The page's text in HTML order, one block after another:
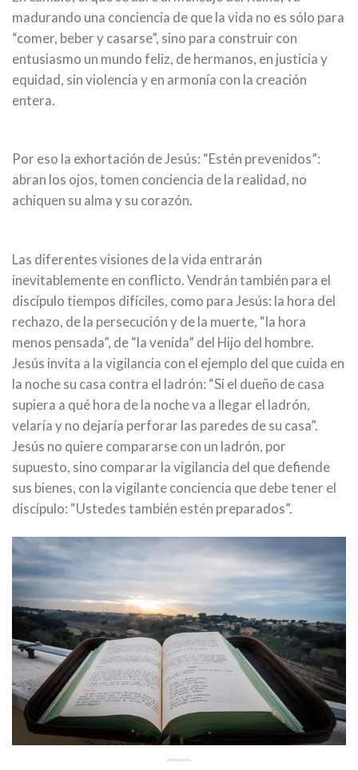
madurando una conciencia de que la vida no es sólo para
“comer, beber y casarse”, sino para construir con
entusiasmo un mundo feliz, de hermanos, en justicia y
equidad, sin violencia y en armonía con la creación
entera.
Por eso la exhortación de Jesús: “Estén prevenidos”:
abran los ojos, tomen conciencia de la realidad, no
achiquen su alma y su corazón.
Las diferentes visiones de la vida entrarán
inevitablemente en conflicto. Vendrán también para el
discípulo tiempos difíciles, como para Jesús: la hora del
rechazo, de la persecución y de la muerte, “la hora
menos pensada”, de “la venida” del Hijo del hombre.
Jesús invita a la vigilancia con el ejemplo del que cuida en
la noche su casa contra el ladrón: “Si el dueño de casa
supiera a qué hora de la noche va a llegar el ladrón,
velaría y no dejaría perforar las paredes de su casa”.
Jesús no quiere compararse con un ladrón, por
supuesto, sino comparar la vigilancia del que defiende
sus bienes, con la vigilante conciencia que debe tener el
discípulo: “Ustedes también estén preparados”.